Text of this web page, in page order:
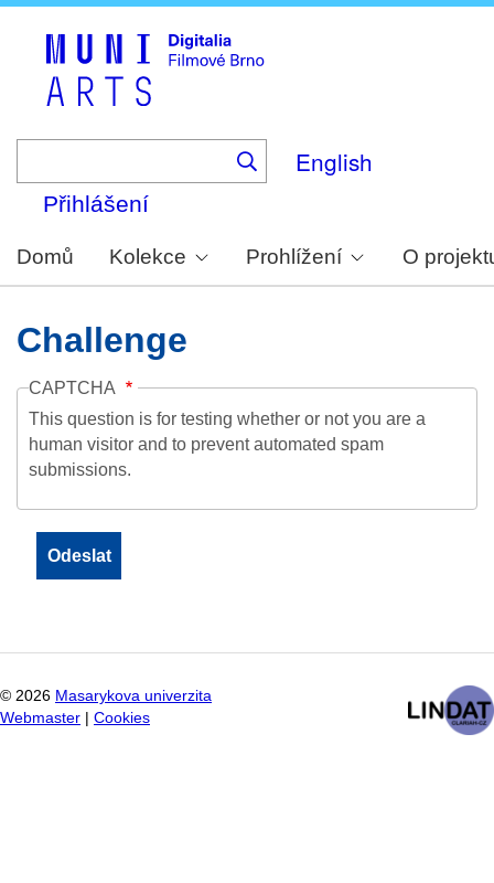
English
Přihlášení
Domů Kolekce Prohlížení O
Challenge
CAPTCHA
This question is for testing whether or not you are a
human visitor and to prevent automated spam
submissions.
© 2026 Masarykova univerzita
Webmaster
Cookies